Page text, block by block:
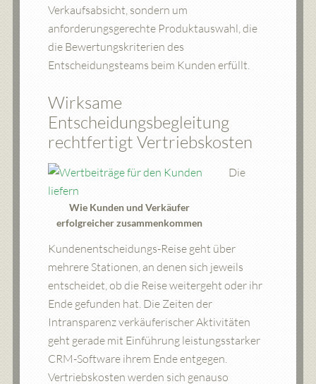
Verkaufsabsicht, sondern um
anforderungsgerechte Produktauswahl, die
die Bewertungskriterien des
Entscheidungsteams beim Kunden erfüllt.
Wirksame
Entscheidungsbegleitung
rechtfertigt Vertriebskosten
Wie Kunden und Verkäufer
erfolgreicher zusammenkommen
Die
Kundenentscheidungs-Reise geht über
mehrere Stationen, an denen sich jeweils
entscheidet, ob die Reise weitergeht oder ihr
Ende gefunden hat. Die Zeiten der
Intransparenz verkäuferischer Aktivitäten
geht gerade mit Einführung leistungsstarker
CRM-Software ihrem Ende entgegen.
Vertriebskosten werden sich genauso